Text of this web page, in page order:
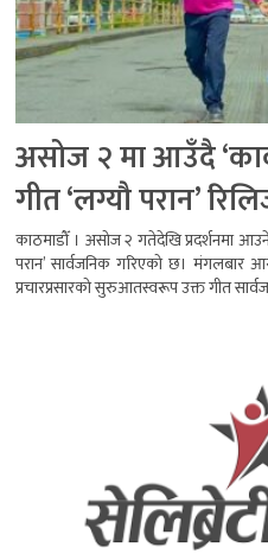
असोज २ मा आउँदै
गीत ‘लग्यौ परान’
काठमाडौँ । असोज २ गतेदेखि प्रदर्शनमा आउने
परान’ सार्वजनिक गरिएको छ। मंगलबार
प्रचारप्रसारको सुरुआतस्वरूप उक्त गीत